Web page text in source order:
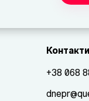
+38 068